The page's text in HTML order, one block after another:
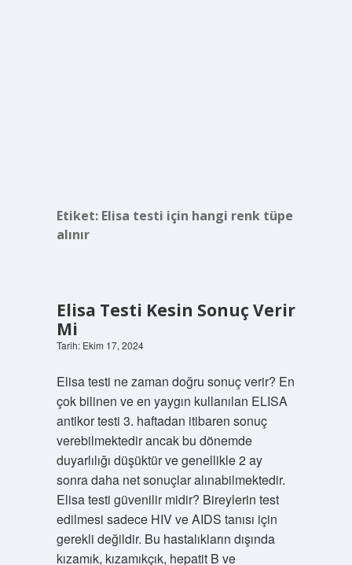
Etiket: Elisa testi için hangi renk tüpe
alınır
Elisa Testi Kesin Sonuç Verir
Mi
Tarih: Ekim 17, 2024
Elisa testi ne zaman doğru sonuç verir? En
çok bilinen ve en yaygın kullanılan ELISA
antikor testi 3. haftadan itibaren sonuç
verebilmektedir ancak bu dönemde
duyarlılığı düşüktür ve genellikle 2 ay
sonra daha net sonuçlar alınabilmektedir.
Elisa testi güvenilir midir? Bireylerin test
edilmesi sadece HIV ve AIDS tanısı için
gerekli değildir. Bu hastalıkların dışında
kızamık, kızamıkçık, hepatit B ve